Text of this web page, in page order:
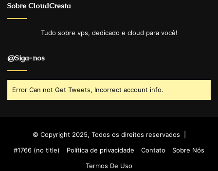
Sobre CloudCresta
Tudo sobre vps, dedicado e cloud para você!
@Siga-nos
Error Can not Get Tweets, Incorrect account info.
© Copyright 2025, Todos os direitos reservados |
#1766 (no title)
Política de privacidade Contato
Sobre Nós
Termos De Uso